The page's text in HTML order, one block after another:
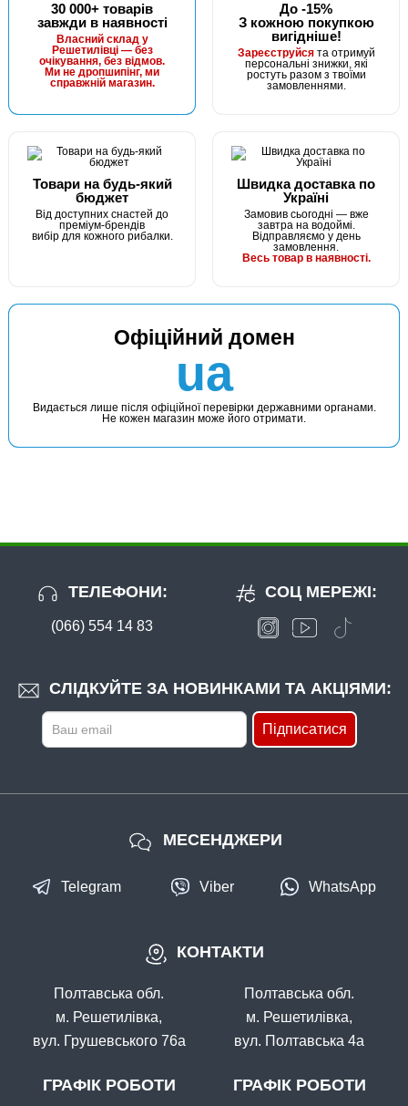
30 000+ товарів
завжди в наявності
Власний склад у
Решетилівці — без
очікування, без відмов.
Ми не дропшипінг, ми
справжній магазин.
До -15%
З кожною покупкою
вигідніше!
Зареєструйсята отримуй
персональні знижки, які
ростуть разом з твоїми
замовленнями.
Товари на будь-який
бюджет
Від доступних снастей до
преміум-брендів
вибір для кожного рибалки.
Швидка доставка по
Україні
Замовив сьогодні — вже
завтра на водоймі.
Відправляємо у день
замовлення.
Весь товар в наявності.
Офіційний домен
ua
Видається лише після офіційної перевірки державними органами.
Не кожен магазин може його отримати.
ТЕЛЕФОНИ:
(066) 554 14 83
СЛІДКУЙТЕ ЗА НОВИНКАМИ ТА АКЦІЯМИ:
Підписатися
СОЦ МЕРЕЖІ:
КОНТАКТИ
Полтавська обл.
м. Решетилівка,
вул. Грушевського 76а
ГРАФІК РОБОТИ
Полтавська обл.
м. Решетилівка,
вул. Полтавська 4а
ГРАФІК РОБОТИ
МЕСЕНДЖЕРИ
Telegram Viber WhatsApp